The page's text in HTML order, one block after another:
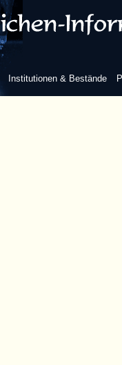
Institutionen & Bestände